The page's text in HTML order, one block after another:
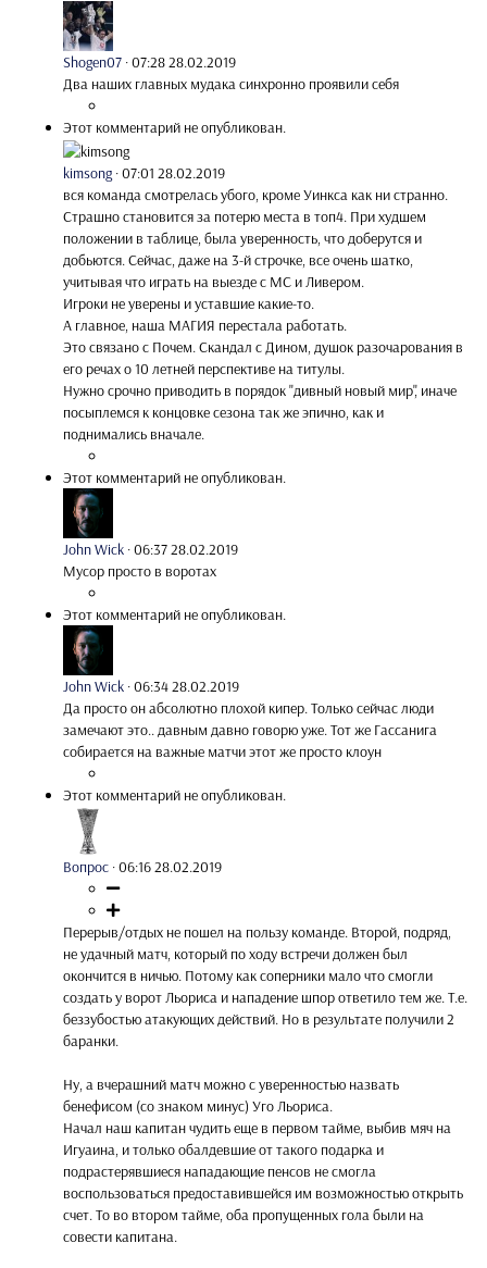
Shogen07 ·07:28 28.02.2019
Два наших главных мудака синхронно проявили себя
Этот комментарий не опубликован.
kimsong ·07:01 28.02.2019
вся команда смотрелась убого, кроме Уинкса как ни странно.
Страшно становится за потерю места в топ4. При худшем
положении в таблице, была уверенность, что доберутся и
добьются. Сейчас, даже на 3-й строчке, все очень шатко,
учитывая что играть на выезде с МС и Ливером.
Игроки не уверены и уставшие какие-то.
А главное, наша МАГИЯ перестала работать.
Это связано с Почем. Скандал с Дином, душок разочарования в
его речах о 10 летней перспективе на титулы.
Нужно срочно приводить в порядок "дивный новый мир", иначе
посыплемся к концовке сезона так же эпично, как и
поднимались вначале.
Этот комментарий не опубликован.
John Wick ·06:37 28.02.2019
Мусор просто в воротах
Этот комментарий не опубликован.
John Wick ·06:34 28.02.2019
Да просто он абсолютно плохой кипер. Только сейчас люди
замечают это.. давным давно говорю уже. Тот же Гассанига
собирается на важные матчи этот же просто клоун
Этот комментарий не опубликован.
Вопрос ·06:16 28.02.2019
Перерыв/отдых не пошел на пользу команде. Второй, подряд,
не удачный матч, который по ходу встречи должен был
окончится в ничью. Потому как соперники мало что смогли
создать у ворот Льориса и нападение шпор ответило тем же. Т.е.
беззубостью атакующих действий. Но в результате получили 2
баранки.
Ну, а вчерашний матч можно с уверенностью назвать
бенефисом (со знаком минус) Уго Льориса.
Начал наш капитан чудить еще в первом тайме, выбив мяч на
Игуаина, и только обалдевшие от такого подарка и
подрастерявшиеся нападающие пенсов не смогла
воспользоваться предоставившейся им возможностью открыть
счет. То во втором тайме, оба пропущенных гола были на
совести капитана.